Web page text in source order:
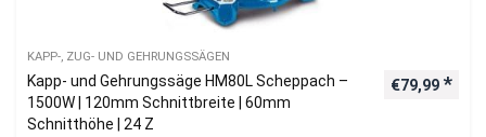
KAPP-, ZUG- UND GEHRUNGSSÄGEN
Kapp- und Gehrungssäge HM80L Scheppach –
1500W | 120mm Schnittbreite | 60mm
Schnitthöhe | 24 Z
€79,99